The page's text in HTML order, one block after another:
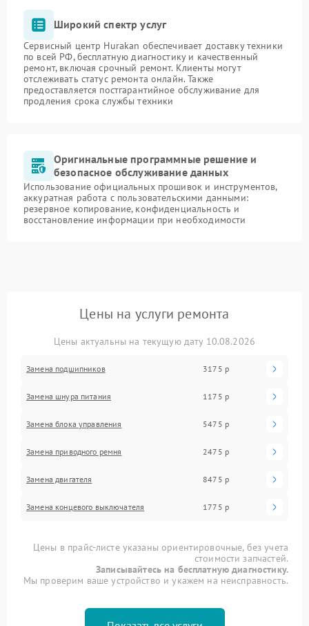
Широкий спектр услуг
Сервисный центр Hurakan обеспечивает доставку техники
по всей РФ, бесплатную диагностику и качественный
ремонт, включая срочный ремонт. Клиенты могут
отслеживать статус ремонта онлайн. Также
предоставляется постгарантийное обслуживание для
продления срока службы техники
Оригинальные программные решение и
безопасное обслуживание данных
Использование официальных прошивок и инструментов,
аккуратная работа с пользовательскими данными:
резервное копирование, конфиденциальность и
восстановление информации при необходимости
Цены на услуги ремонта
Цены актуальны на текущую дату 10.08.2026
Замена подшипников 3175 р
Замена шнура питания 1175 р
Замена блока управления 5475 р
Замена приводного ремня 2475 р
Замена двигателя 8475 р
Замена концевого выключателя 1775 р
Цены в прайс-листе указаны ориентировочные, без учета
стоимости запчастей.
Записывайтесь на бесплатную диагностику.
Мы проверим ваше устройство и укажем на неисправность.